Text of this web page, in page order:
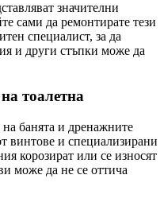
значителни
сами да ремонтирате тези
специалист, за да
и други стъпки може да
тоалетна
на банята и дренажните
винтове и специализирани
корозират или се износят
може да не се оттича